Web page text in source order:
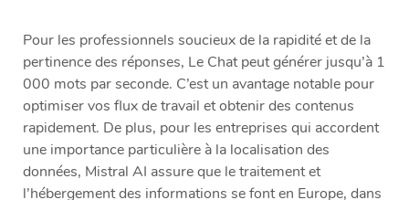
Pour les professionnels soucieux de la rapidité et de la
pertinence des réponses, Le Chat peut générer jusqu’à 1
000 mots par seconde. C’est un avantage notable pour
optimiser vos flux de travail et obtenir des contenus
rapidement. De plus, pour les entreprises qui accordent
une importance particulière à la localisation des
données, Mistral AI assure que le traitement et
l’hébergement des informations se font en Europe, dans